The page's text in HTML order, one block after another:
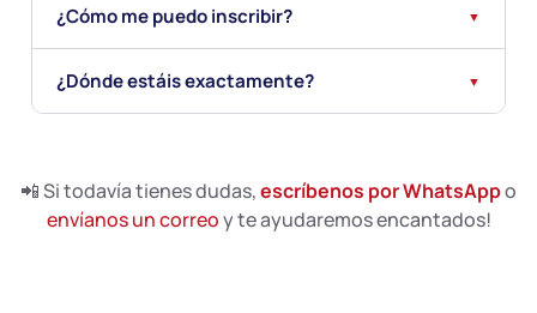
¿Cómo me puedo inscribir? ▼
¿Dónde estáis exactamente? ▼
📲 Si todavía tienes dudas,escríbenos por WhatsAppo
envíanos un correoy te ayudaremos encantados!